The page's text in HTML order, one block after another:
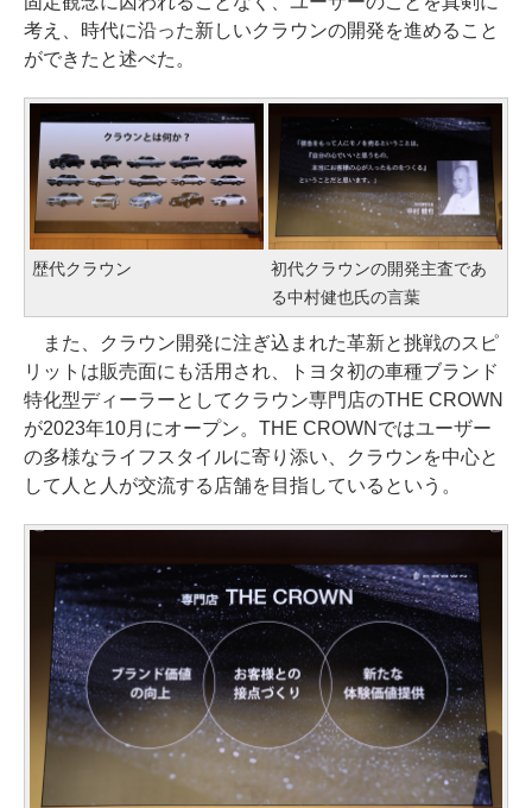
考え、時代に沿った新しいクラウンの開発を進めること
ができたと述べた。
歴代クラウン
初代クラウンの開発主査であ
る中村健也氏の言葉
また、クラウン開発に注ぎ込まれた革新と挑戦のスピ
リットは販売面にも活用され、トヨタ初の車種ブランド
特化型ディーラーとしてクラウン専門店のTHE CROWN
が2023年10月にオープン。THE CROWNではユーザー
の多様なライフスタイルに寄り添い、クラウンを中心と
して人と人が交流する店舗を目指しているという。